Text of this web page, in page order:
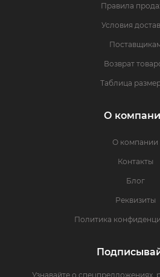
Правила
Условия
Возврат
Таблица
О
О компании
Контакты
Блог
Реквизиты
Политика
Узнавайте о спецпредложениях,